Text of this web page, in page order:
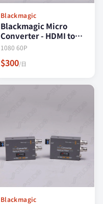
Blackmagic
Blackmagic Micro
Converter - HDMI to
SDI 1080 60P
1080 60P
$300/日
Blackmagic